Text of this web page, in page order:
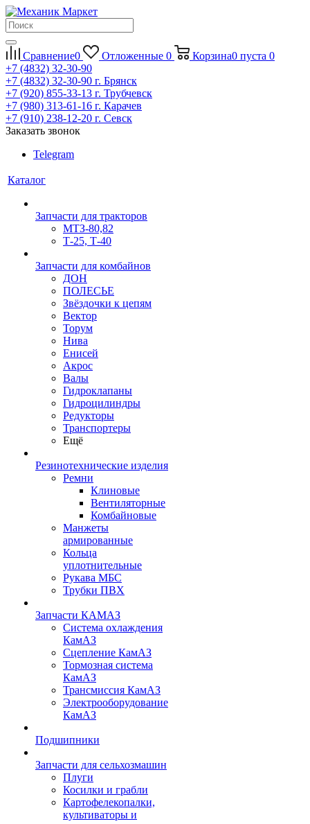
Сравнение0 Отложенные 0 Корзина0 пуста 0
+7 (4832) 32-30-90
+7 (4832) 32-30-90 г. Брянск
+7 (920) 855-33-13 г. Трубчевск
+7 (980) 313-61-16 г. Карачев
+7 (910) 238-12-20 г. Севск
Заказать звонок
Telegram
Каталог
Запчасти для тракторов
МТЗ-80,82
Т-25, Т-40
Запчасти для комбайнов
ДОН
ПОЛЕСЬЕ
Звёздочки к цепям
Вектор
Торум
Нива
Енисей
Акрос
Валы
Гидроклапаны
Гидроцилиндры
Редукторы
Транспортеры
Ещё
Резинотехнические изделия
Ремни
Клиновые
Вентиляторные
Комбайновые
Манжеты
армированные
Кольца
уплотнительные
Рукава МБС
Трубки ПВХ
Запчасти КАМАЗ
Система охлаждения
КамАЗ
Сцепление КамАЗ
Тормозная система
КамАЗ
Трансмиссия КамАЗ
Электрооборудование
КамАЗ
Подшипники
Запчасти для сельхозмашин
Плуги
Косилки и грабли
Картофелекопалки,
культиваторы и